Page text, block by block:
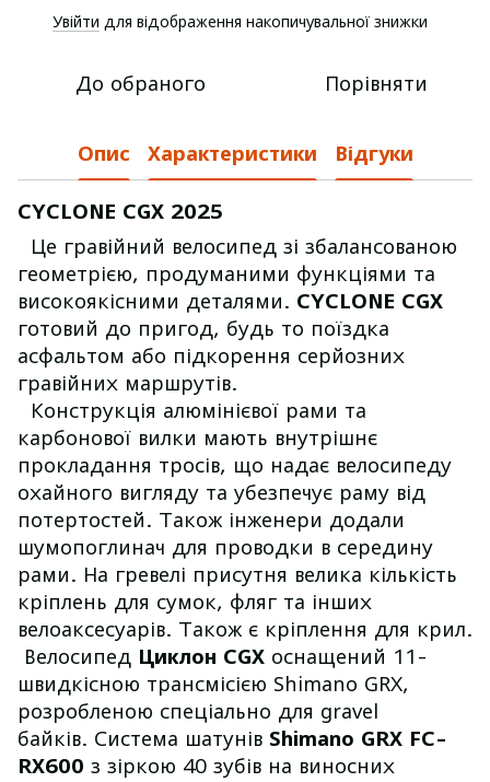
Увійти для відображення накопичувальної знижки
До обраного Порівняти
Опис Характеристики Відгуки
CYCLONE CGX 2025
Це гравійний велосипед зі збалансованою
геометрією, продуманими функціями та
високоякісними деталями. CYCLONE CGX
готовий до пригод, будь то поїздка
асфальтом або підкорення серйозних
гравійних маршрутів.
Конструкція алюмінієвої рами та
карбонової вилки мають внутрішнє
прокладання тросів, що надає велосипеду
охайного вигляду та убезпечує раму від
потертостей. Також інженери додали
шумопоглинач для проводки в середину
рами. На гревелі присутня велика кількість
кріплень для сумок, фляг та інших
велоаксесуарів. Також є кріплення для крил.
Велосипед Циклон CGX оснащений 11-
швидкісною трансмісією Shimano GRX,
розробленою спеціально для gravel
байків. Система шатунів Shimano GRX FC-
RX600 з зіркою 40 зубів на виносних